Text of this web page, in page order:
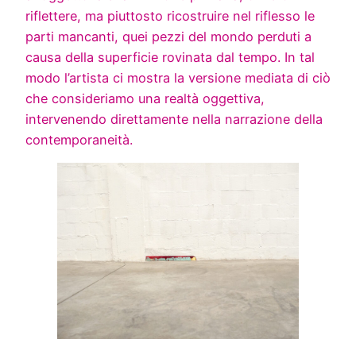
riflettere, ma piuttosto ricostruire nel riflesso le
parti mancanti, quei pezzi del mondo perduti a
causa della superficie rovinata dal tempo. In tal
modo l’artista ci mostra la versione mediata di ciò
che consideriamo una realtà oggettiva,
intervenendo direttamente nella narrazione della
contemporaneità.